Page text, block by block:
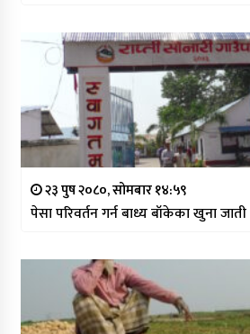
२३ पुष २०८०, सोमबार १४:५९
पेसा परिवर्तन गर्न बाध्य बाँकेका खुना जाती